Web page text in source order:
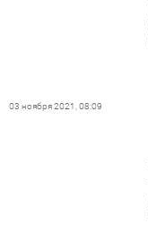
03 ноября 2021, 08:09